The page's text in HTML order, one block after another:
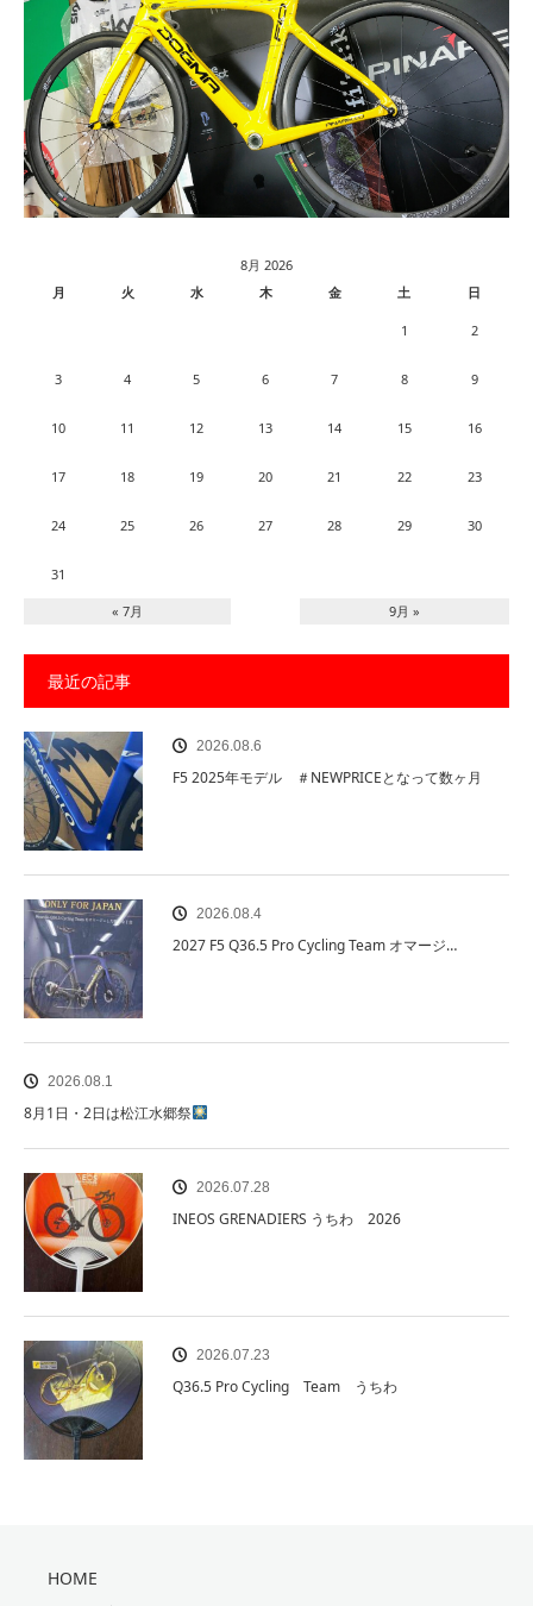
8月 2026
月
火 水 木 金 土 日
1 2
3 4 5 6 7 8 9
10 11 12 13 14 15 16
17 18 19 20 21 22 23
24 25 26 27 28 29 30
31
« 7月 9月 »
最近の記事
2026.08.6
F5 2025年モデル ＃NEWPRICEとなって数ヶ月
2026.08.4
2027 F5 Q36.5 Pro Cycling Team オマージ…
2026.08.1
8月1日・2日は松江水郷祭
2026.07.28
INEOS GRENADIERS うちわ 2026
2026.07.23
Q36.5 Pro Cycling Team うちわ
HOME